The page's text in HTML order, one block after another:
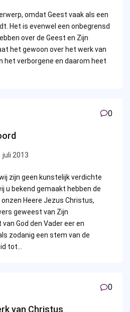
omdat Geest vaak als een
Het is evenwel een onbegrensd
over de Geest en Zijn
het gewoon over het werk van
het verborgene en daarom heet
0
juli 2013
zijn geen kunstelijk verdichte
u bekend gemaakt hebben de
Heere Jezus Christus,
geweest van Zijn
God den Vader eer en
zodanig een stem van de
tot…
0
van Christus